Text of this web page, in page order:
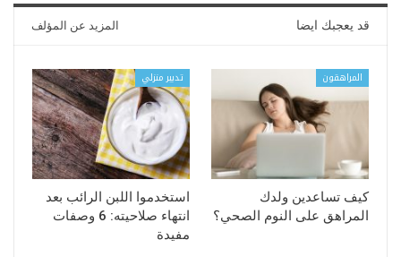
قد يعجبك ايضا المزيد عن المؤلف
المراهقون
كيف تساعدين ولدك
المراهق على النوم الصحي؟
تدبير منزلي
استخدموا اللبن الرائب بعد
انتهاء صلاحيته: 6 وصفات
مفيدة